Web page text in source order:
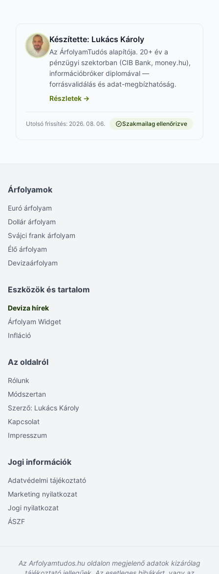
Készítette: Lukács Károly
Az ÁrfolyamTudós alapítója. 20+ év a
pénzügyi szektorban (CIB Bank, money.hu),
információbróker diplomával —
forrásvalidálás és adat-megbízhatóság.
Részletek →
Utolsó frissítés: 2026. 08. 06. Szakmailag ellenőrizve
Árfolyamok
Euró árfolyam
Dollár árfolyam
Svájci frank árfolyam
Élő árfolyam
Devizaárfolyam
Eszközök és tartalom
Deviza hírek
Árfolyam Widget
Infláció
Az oldalról
Rólunk
Módszertan
Szerző: Lukács Károly
Kapcsolat
Impresszum
Jogi információk
Adatvédelmi tájékoztató
Marketing nyilatkozat
Jogi nyilatkozat
ÁSZF
Az Arfolyamtudos.hu oldalon megjelenő adatok kizárólag